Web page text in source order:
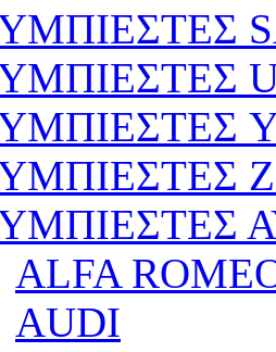
ALFA
AUDI